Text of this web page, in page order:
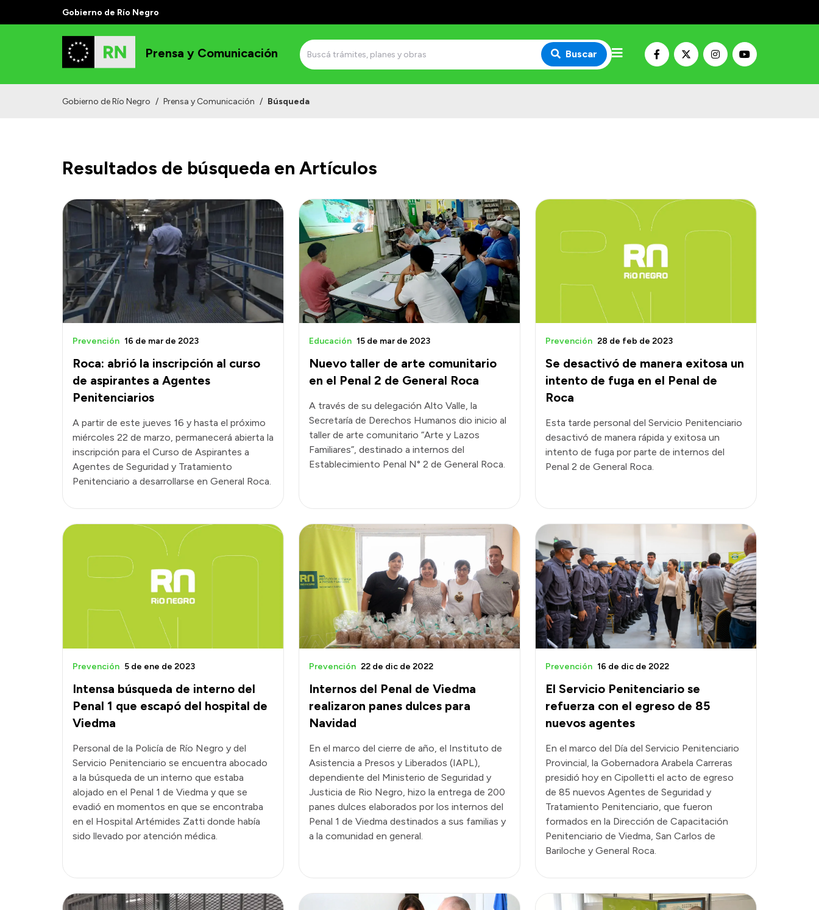
Gobierno de Río Negro
Prensa y Comunicación Buscar
Gobierno de Río Negro / Prensa y Comunicación / Búsqueda
Resultados de búsqueda en Artículos
Roca: abrió la inscripción al curso
de aspirantes a Agentes
Penitenciarios
Prevención 16 de mar de 2023
A partir de este jueves 16 y hasta el próximo
miércoles 22 de marzo, permanecerá abierta la
inscripción para el Curso de Aspirantes a
Agentes de Seguridad y Tratamiento
Penitenciario a desarrollarse en General Roca.
Nuevo taller de arte comunitario
en el Penal 2 de General Roca
Educación 15 de mar de 2023
A través de su delegación Alto Valle, la
Secretaría de Derechos Humanos dio inicio al
taller de arte comunitario “Arte y Lazos
Familiares”, destinado a internos del
Establecimiento Penal N° 2 de General Roca.
Se desactivó de manera exitosa un
intento de fuga en el Penal de
Roca
Prevención 28 de feb de 2023
Esta tarde personal del Servicio Penitenciario
desactivó de manera rápida y exitosa un
intento de fuga por parte de internos del
Penal 2 de General Roca.
Intensa búsqueda de interno del
Penal 1 que escapó del hospital de
Viedma
Prevención 5 de ene de 2023
Personal de la Policía de Río Negro y del
Servicio Penitenciario se encuentra abocado
a la búsqueda de un interno que estaba
alojado en el Penal 1 de Viedma y que se
evadió en momentos en que se encontraba
en el Hospital Artémides Zatti donde había
sido llevado por atención médica.
Internos del Penal de Viedma
realizaron panes dulces para
Navidad
Prevención 22 de dic de 2022
En el marco del cierre de año, el Instituto de
Asistencia a Presos y Liberados (IAPL),
dependiente del Ministerio de Seguridad y
Justicia de Rio Negro, hizo la entrega de 200
panes dulces elaborados por los internos del
Penal 1 de Viedma destinados a sus familias y
a la comunidad en general.
El Servicio Penitenciario se
refuerza con el egreso de 85
nuevos agentes
Prevención 16 de dic de 2022
En el marco del Día del Servicio Penitenciario
Provincial, la Gobernadora Arabela Carreras
presidió hoy en Cipolletti el acto de egreso
de 85 nuevos Agentes de Seguridad y
Tratamiento Penitenciario, que fueron
formados en la Dirección de Capacitación
Penitenciario de Viedma, San Carlos de
Bariloche y General Roca.